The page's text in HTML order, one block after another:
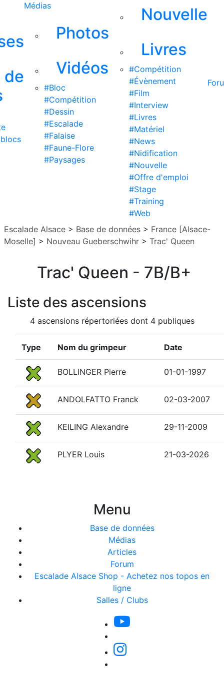
de
Médias
Photos
Vidéos
#Bloc
#Compétition
#Dessin
#Escalade
#Falaise
#Faune-Flore
#Paysages
Nouvelle
Livres
#Compétition
#Évènement
#Film
#Interview
#Livres
#Matériel
#News
#Nidification
#Nouvelle
#Offre d'emploi
#Stage
#Training
#Web
Escalade Alsace > Base de données > France [Alsace-
Moselle] > Nouveau Gueberschwihr > Trac' Queen
Trac' Queen - 7B/B+
Liste des ascensions
4 ascensions répertoriées dont 4 publiques
Type Nom du grimpeur Date
BOLLINGER Pierre 01-01-1997
ANDOLFATTO Franck 02-03-2007
KEILING Alexandre 29-11-2009
PLYER Louis 21-03-2026
Menu
Base de données
Médias
Articles
Forum
Escalade Alsace Shop - Achetez nos topos en
ligne
Salles / Clubs